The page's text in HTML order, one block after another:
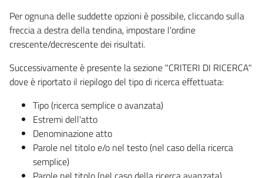
Per ognuna delle suddette opzioni è possibile, cliccando sulla
freccia a destra della tendina, impostare l'ordine
crescente/decrescente dei risultati.
Successivamente è presente la sezione "CRITERI DI RICERCA"
dove è riportato il riepilogo del tipo di ricerca effettuata:
Tipo (ricerca semplice o avanzata)
Estremi dell'atto
Denominazione atto
Parole nel titolo e/o nel testo (nel caso della ricerca
semplice)